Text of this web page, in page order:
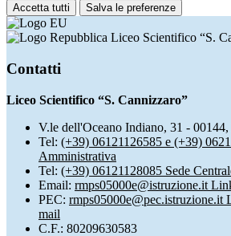
Accetta tutti Salva le preferenze
Liceo Scientifico “S.
Contatti
Liceo Scientifico “S. Cannizzaro”
V.le dell'Oceano Indiano, 31 - 00144,
Tel: (+39) 06121126585 e (+39)
Amministrativa
Tel: (+39) 06121128085 Sede
Email: rmps05000e@istruzione.it
PEC: rmps05000e@pec.istruzione.it
mail
C.F.: 80209630583